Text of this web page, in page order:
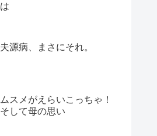
は
夫源病、まさにそれ。
ムスメがえらいこっちゃ！
そして母の思い